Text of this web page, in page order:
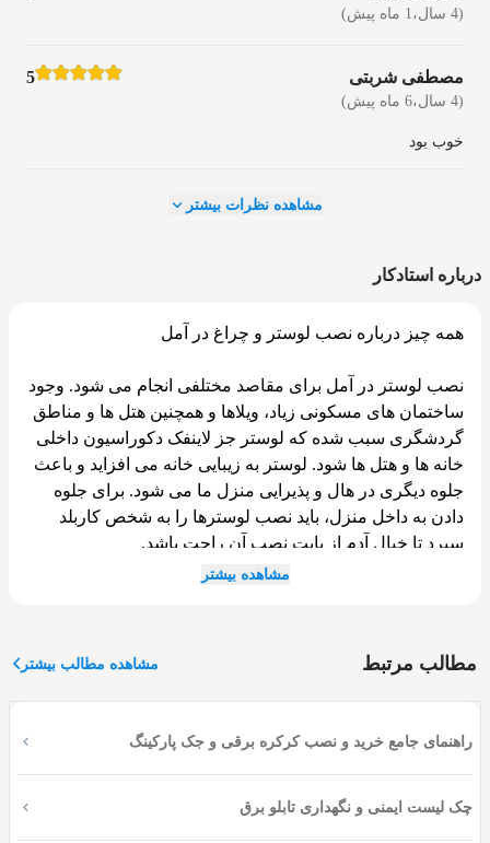
(4 سال،1 ماه پیش)
مصطفی شربتی
(4 سال،6 ماه پیش)
5
خوب بود
مشاهده نظرات بیشتر
درباره استادکار
همه چیز درباره نصب لوستر و چراغ در آمل
نصب لوستر در آمل برای مقاصد مختلفی انجام می شود. وجود
ساختمان های مسکونی زیاد، ویلاها و همچنین هتل ها و مناطق
گردشگری سبب شده که لوستر جز لاینفک دکوراسیون داخلی
خانه ها و هتل ها شود. لوستر به زیبایی خانه می افزاید و باعث
جلوه دیگری در هال و پذیرایی منزل ما می شود. برای جلوه
دادن به داخل منزل، باید نصب لوسترها را به شخص کاربلد
سپرد تا خیال آدم از بابت نصب آن راحت باشد.
شما حضور یابند.
اپلیکیشن اوسا، چندین متخصص نصب لوستر آمل دارد که با
کرده اند؛ بنابراین اگر کار نصب چراغ و لوستر در هر کجای این
منطقه دارید می توانید با خیالی آسوده به متخصصین اوسا
بسپارید.
مشاهده بیشتر
مطالب مرتبط مشاهده مطالب بیشتر
راهنمای جامع خرید و نصب کرکره برقی و جک پارکینگ
چک لیست ایمنی و نگهداری تابلو برق